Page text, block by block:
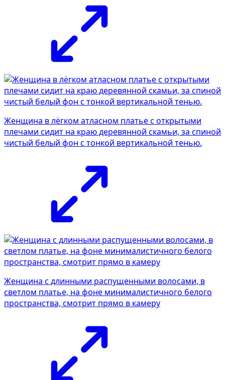
Женщина в лёгком атласном платье с открытыми
плечами сидит на краю деревянной скамьи, за спиной
чистый белый фон с тонкой вертикальной тенью.
Женщина с длинными распущенными волосами, в
светлом платье, на фоне минималистичного белого
пространства, смотрит прямо в камеру